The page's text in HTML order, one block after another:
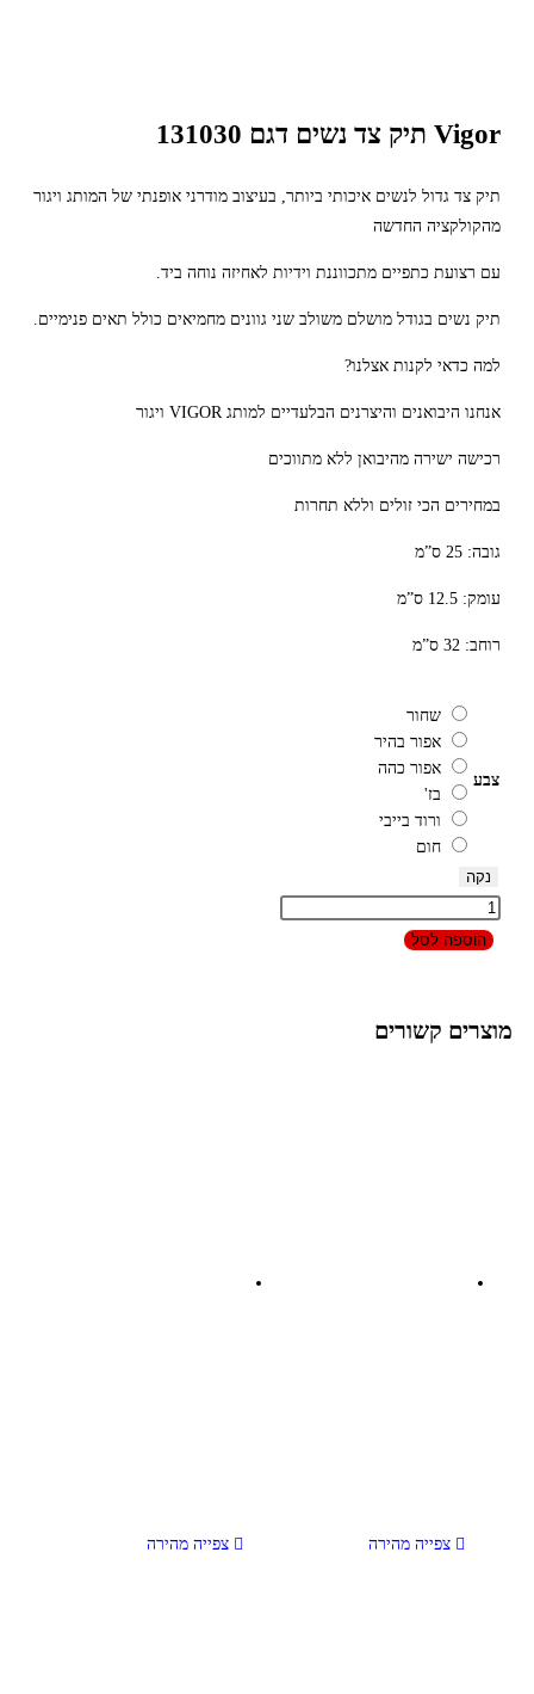
Vigor תיק צד נשים דגם 131030
תיק צד גדול לנשים איכותי ביותר, בעיצוב מודרני אופנתי של המותג ויגור
מהקולקציה החדשה
עם רצועת כתפיים מתכווננת וידיות לאחיזה נוחה ביד.
תיק נשים בגודל מושלם משולב שני גוונים מחמיאים כולל תאים פנימיים.
למה כדאי לקנות אצלנו?
אנחנו היבואנים והיצרנים הבלעדיים למותג VIGOR ויגור
רכישה ישירה מהיבואן ללא מתווכים
במחירים הכי זולים וללא תחרות
גובה: 25 ס”מ
עומק: 12.5 ס”מ
רוחב: 32 ס”מ
צבע
שחור
אפור בהיר
אפור כהה
בז'
ורוד בייבי
חום
נקה
הוספה לסל
מוצרים קשורים
צפייה מהירה צפייה מהירה